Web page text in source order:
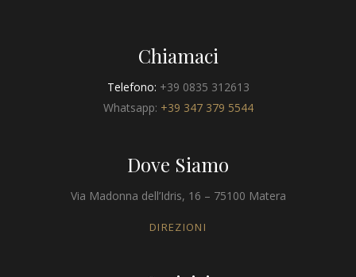
Chiamaci
Telefono: +39 0835 312613
Whatsapp: +39 347 379 5544
Dove Siamo
Via Madonna dell’Idris, 16 – 75100 Matera
DIREZIONI